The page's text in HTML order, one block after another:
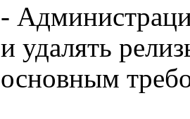
-
и удалять
основным